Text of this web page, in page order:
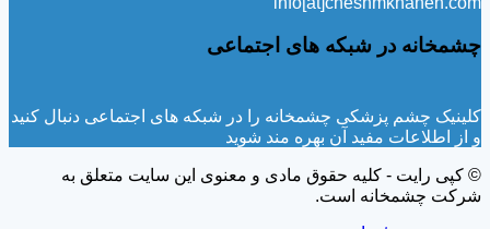
چشمخانه در شبکه های اجتماعی
کلینیک چشم پزشکی چشمخانه را در شبکه های اجتماعی دنبال کنید
و از اطلاعات مفید آن بهره مند شوید
© کپی رایت - کلیه حقوق مادی و معنوی این سایت متعلق به
شرکت چشمخانه است.